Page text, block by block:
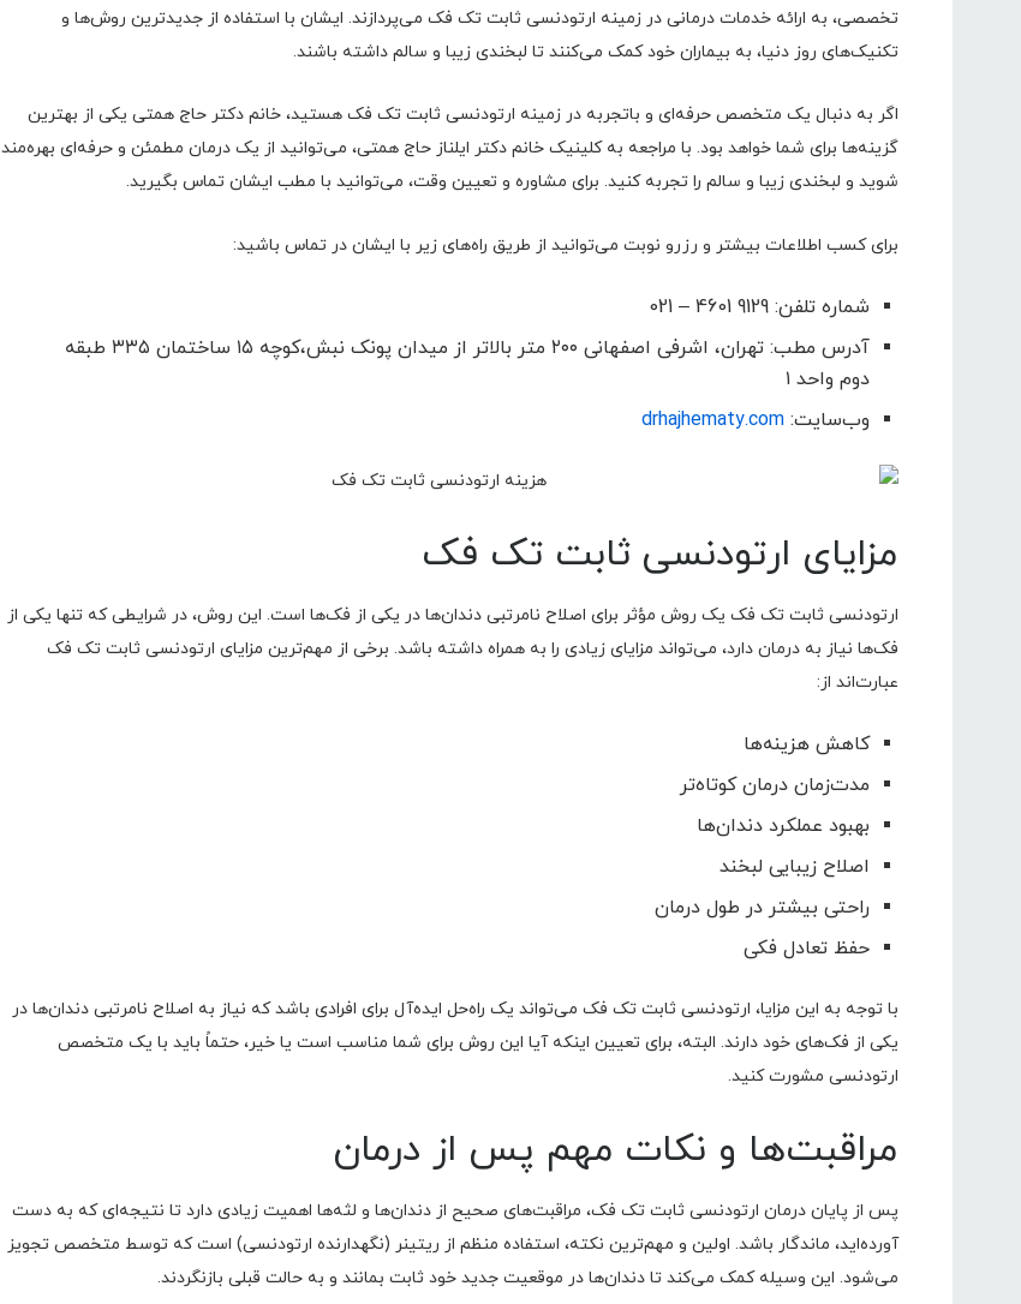
تخصصی، به ارائه خدمات درمانی در زمینه ارتودنسی ثابت تک فک می‌پردازند. ایشان با استفاده از جدیدترین روش‌ها و
تکنیک‌های روز دنیا، به بیماران خود کمک می‌کنند تا لبخندی زیبا و سالم داشته باشند.
اگر به دنبال یک متخصص حرفه‌ای و باتجربه در زمینه ارتودنسی ثابت تک فک هستید، خانم دکتر حاج همتی یکی از بهترین
گزینه‌ها برای شما خواهد بود. با مراجعه به کلینیک خانم دکتر ایلناز حاج همتی، می‌توانید از یک درمان مطمئن و حرفه‌ای بهره‌مند
شوید و لبخندی زیبا و سالم را تجربه کنید. برای مشاوره و تعیین وقت، می‌توانید با مطب ایشان تماس بگیرید.
برای کسب اطلاعات بیشتر و رزرو نوبت می‌توانید از طریق راه‌های زیر با ایشان در تماس باشید:
شماره تلفن: 9129 4601 – 021
آدرس مطب: تهران، اشرفی اصفهانی ۲۰۰ متر بالاتر از میدان پونک نبش،کوچه ۱۵ ساختمان ۳۳۵ طبقه
دوم واحد ۱
وب‌سایت: drhajhematy.com
مزایای ارتودنسی ثابت تک فک
ارتودنسی ثابت تک فک یک روش مؤثر برای اصلاح نامرتبی دندان‌ها در یکی از فک‌ها است. این روش، در شرایطی که تنها یکی از
فک‌ها نیاز به درمان دارد، می‌تواند مزایای زیادی را به همراه داشته باشد. برخی از مهم‌ترین مزایای ارتودنسی ثابت تک فک
عبارت‌اند از:
کاهش هزینه‌ها
مدت‌زمان درمان کوتاه‌تر
بهبود عملکرد دندان‌ها
اصلاح زیبایی لبخند
راحتی بیشتر در طول درمان
حفظ تعادل فکی
با توجه به این مزایا، ارتودنسی ثابت تک فک می‌تواند یک راه‌حل ایده‌آل برای افرادی باشد که نیاز به اصلاح نامرتبی دندان‌ها در
یکی از فک‌های خود دارند. البته، برای تعیین اینکه آیا این روش برای شما مناسب است یا خیر، حتماً باید با یک متخصص
ارتودنسی مشورت کنید.
مراقبت‌ها و نکات مهم پس از درمان
پس از پایان درمان ارتودنسی ثابت تک فک، مراقبت‌های صحیح از دندان‌ها و لثه‌ها اهمیت زیادی دارد تا نتیجه‌ای که به دست
آورده‌اید، ماندگار باشد. اولین و مهم‌ترین نکته، استفاده منظم از ریتینر (نگهدارنده ارتودنسی) است که توسط متخصص تجویز
می‌شود. این وسیله کمک می‌کند تا دندان‌ها در موقعیت جدید خود ثابت بمانند و به حالت قبلی بازنگردند.